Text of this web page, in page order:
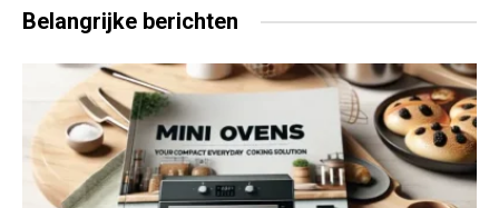
Belangrijke berichten